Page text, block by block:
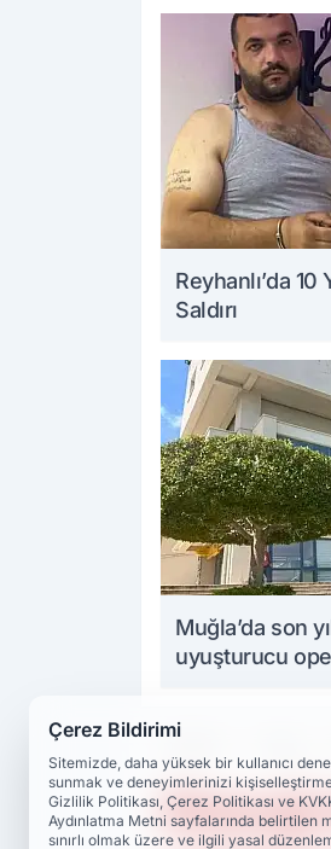
Reyhanlı’da
Saldırı
Muğla’da son
uyuşturucu
Çerez Bildirimi
Sitemizde, daha yüksek bir kullanıcı
sunmak ve deneyimlerinizi
Gizlilik Politikası, Çerez Politikası ve
Aydınlatma Metni sayfalarında belirtilen
sınırlı olmak üzere ve ilgili yasal